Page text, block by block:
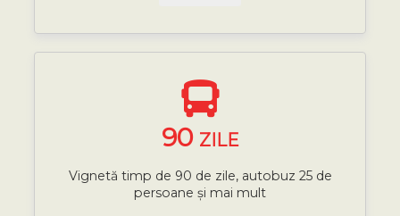
90 ZILE
Vignetă timp de 90 de zile, autobuz 25 de
persoane și mai mult